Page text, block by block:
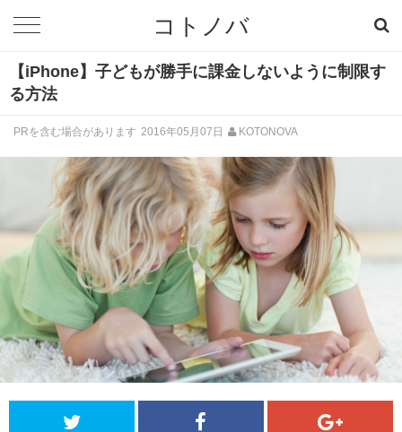
コトノバ
【iPhone】子どもが勝手に課金しないように制限す
る方法
PRを含む場合があります 2016年05月07日 KOTONOVA